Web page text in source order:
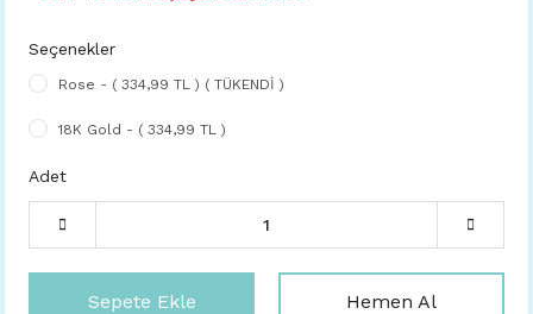
Seçenekler
Rose - ( 334,99 TL ) ( TÜKENDİ )
18K Gold - ( 334,99 TL )
Adet
Sepete Ekle Hemen Al